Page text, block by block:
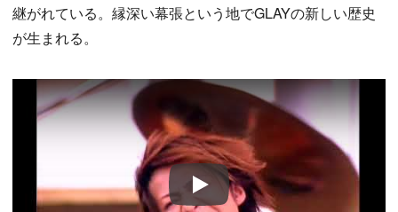
継がれている。縁深い幕張という地でGLAYの新しい歴史
が生まれる。
Play